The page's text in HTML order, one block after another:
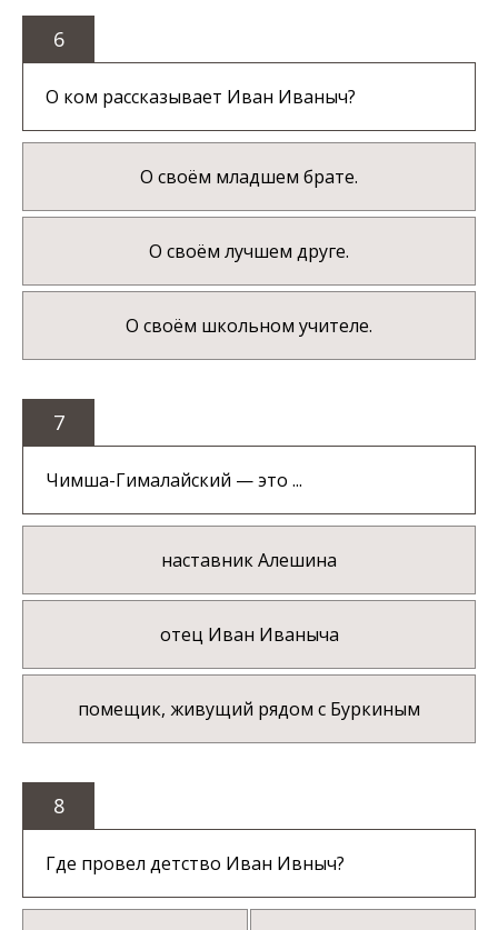
6
О ком рассказывает Иван Иваныч?
О своём младшем брате.
О своём лучшем друге.
О своём школьном учителе.
7
Чимша-Гималайский — это ...
наставник Алешина
отец Иван Иваныча
помещик, живущий рядом с Буркиным
8
Где провел детство Иван Ивныч?